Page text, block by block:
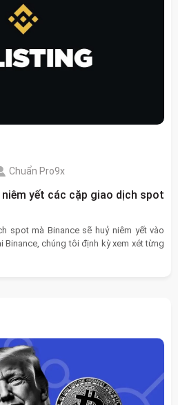
Chuẩn Pro9x
yết các cặp giao dịch spot
spot mà Binance sẽ huỷ niêm yết vào
Binance, chúng tôi định kỳ xem xét từng